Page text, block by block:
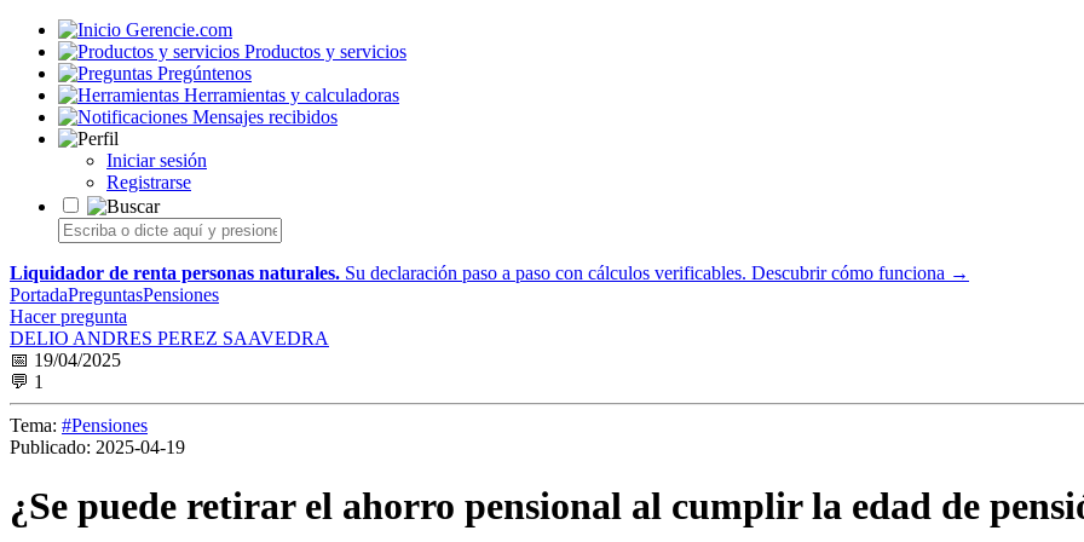
Gerencie.com
Productos y servicios
Pregúntenos
Herramientas y calculadoras
Mensajes recibidos
Iniciar sesión
Registrarse
Liquidador de renta personas naturales. Su declaración paso a paso con cálculos verificables. Descubrir cómo funciona →
PortadaPreguntasPensiones
Hacer pregunta
DELIO ANDRES PEREZ SAAVEDRA
📅 19/04/2025
💬 1
Tema: #Pensiones
Publicado: 2025-04-19
¿Se puede retirar el ahorro pensional al cumplir la edad de